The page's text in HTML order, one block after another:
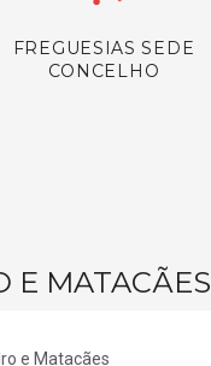
FREGUESIAS SEDE
CONCELHO
E MATACÃES